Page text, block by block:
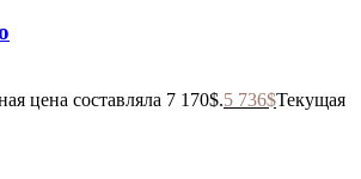
цена составляла 7 170$.5 736$Текущая